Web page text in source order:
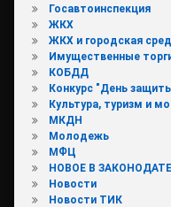
Госавтоинспекция
ЖКХ
ЖКХ и городская
Имущественные
КОБДД
Конкурс "День
Культура, туризм и
МКДН
Молодежь
МФЦ
НОВОЕ В
Новости
Новости ТИК